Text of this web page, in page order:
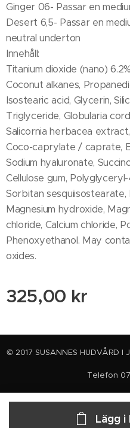
Ginger 06- Passar en
Desert 6,5- Passar en
neutral underton
Innehåll:
Titanium dioxide (nano)
Coconut alkanes,
Isostearic acid, Glycerin,
Triglyceride, Globularia
Salicornia herbacea
Coco-caprylate / caprate,
Sodium hyaluronate,
Cellulose gum,
Sorbitan sesquiisostearate,
Magnesium hydroxide,
chloride, Calcium chloride,
Phenoxyethanol. May
oxides.
325,00 kr
Lägg i
© 2017 SUSANNES HUDVÅRD I
Telefon